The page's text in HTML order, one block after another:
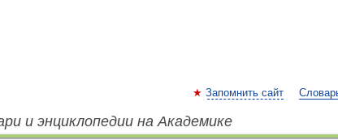
Запомнить сайт
и энциклопедии на Академике